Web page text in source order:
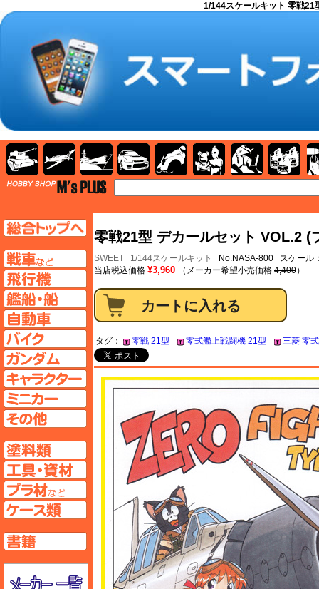
1/144スケールキット 零戦21
零戦21型 デカールセット VOL.2 (
SWEET 1/144スケールキット
No.NASA-800 スケール
当店税込価格 ¥3,960 （メーカー希望小売価格 4,400）
タグ： 零戦 21型 零式艦上戦闘機 21型 三菱 零
AFV
飛行機ページへ
艦船ページへ
自動車ページへ
バイクページへ
ガンダムページへ
キャラクターページへ
その他ページへ
塗料ページへ
工具ページへ
プラ材ページへ
ケースページへ
書籍ページへ
メーカー一覧のページはこちら
AFV 飛行機 艦船 自動車 バイク キャラクターガンダム 塗料